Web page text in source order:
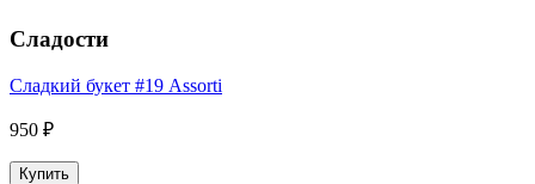
Сладости
Сладкий букет #19 Assorti
950 ₽
Купить